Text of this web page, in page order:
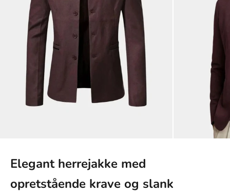
Elegant herrejakke med
opretstående krave og slank